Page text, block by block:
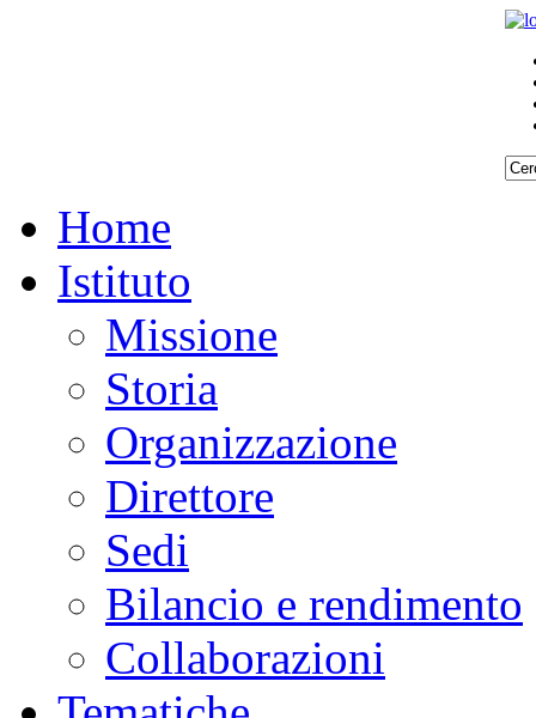
Home
Istituto
Missione
Storia
Organizzazione
Direttore
Sedi
Bilancio e rendimento
Collaborazioni